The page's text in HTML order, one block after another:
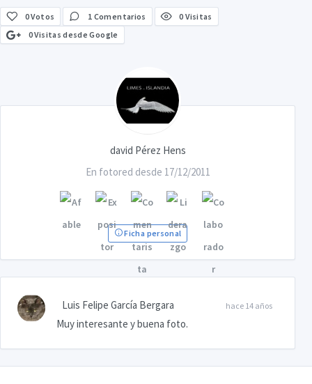
0Votos 1 Comentarios
0 Visitas
0 Visitas desde Google
david Pérez Hens
En fotored desde 17/12/2011
Ficha personal
hace 14 años
Luis Felipe García Bergara
Muy interesante y buena foto.